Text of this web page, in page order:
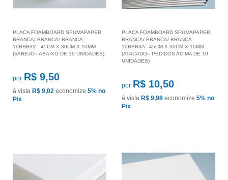
PLACA FOAMBOARD SPUMAPAPER
BRANCA/ BRANCA/ BRANCA -
10BBB3V - 45CM X 30CM X 10MM
(VAREJO= ABAIXO DE 10 UNIDADES)
por R$ 9,50
à vista R$ 9,02 economize 5% no
Pix
PLACA FOAMBOARD SPUMAPAPER
BRANCA/ BRANCA/ BRANCA -
10BBB3A - 45CM X 30CM X 10MM
(ATACADO= PEDIDOS ACIMA DE 10
UNIDADES)
por R$ 10,50
à vista R$ 9,98 economize 5% no
Pix